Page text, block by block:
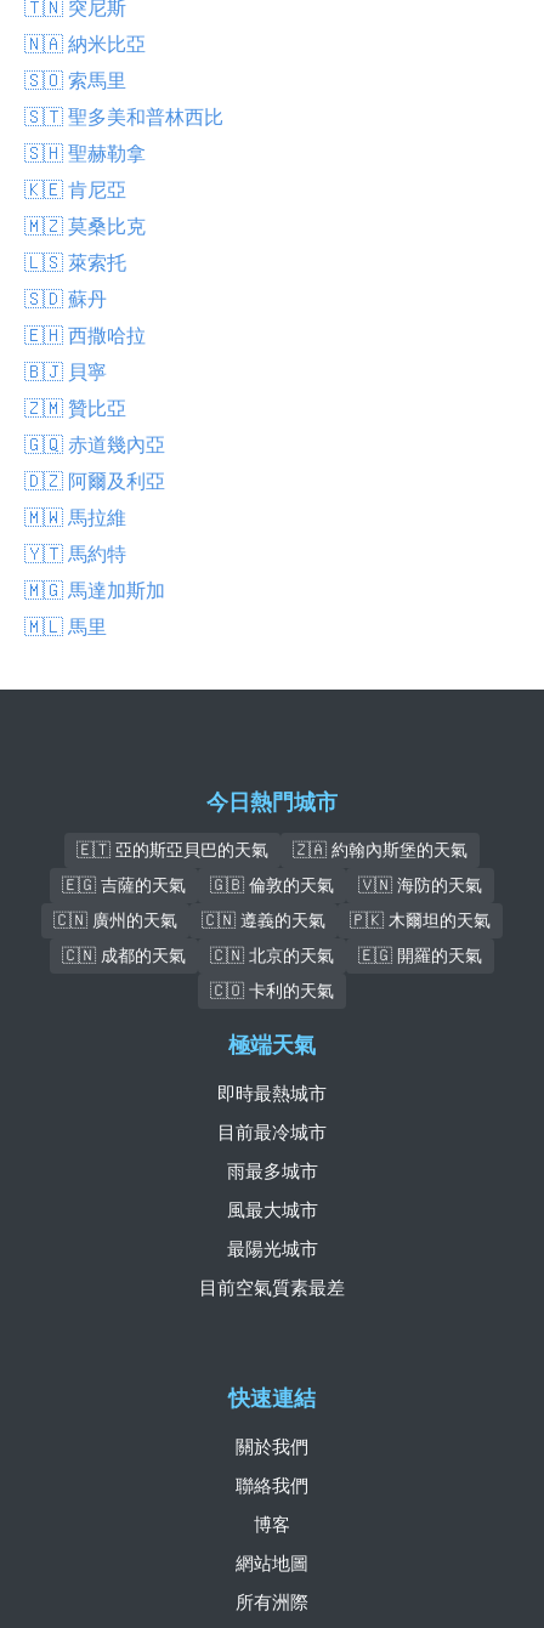
🇹🇳 突尼斯
🇳🇦 納米比亞
🇸🇴 索馬里
🇸🇹 聖多美和普林西比
🇸🇭 聖赫勒拿
🇰🇪 肯尼亞
🇲🇿 莫桑比克
🇱🇸 萊索托
🇸🇩 蘇丹
🇪🇭 西撒哈拉
🇧🇯 貝寧
🇿🇲 贊比亞
🇬🇶 赤道幾內亞
🇩🇿 阿爾及利亞
🇲🇼 馬拉維
🇾🇹 馬約特
🇲🇬 馬達加斯加
🇲🇱 馬里
今日熱門城市
🇪🇹 亞的斯亞貝巴的天氣
🇿🇦 約翰內斯堡的天氣
🇪🇬 吉薩的天氣
🇬🇧 倫敦的天氣
🇻🇳 海防的天氣
🇨🇳 廣州的天氣
🇨🇳 遵義的天氣
🇵🇰 木爾坦的天氣
🇨🇳 成都的天氣
🇨🇳 北京的天氣
🇪🇬 開羅的天氣
🇨🇴 卡利的天氣
快速連結
關於我們
聯絡我們
博客
網站地圖
所有洲際
極端天氣
即時最熱城市
目前最冷城市
雨最多城市
風最大城市
最陽光城市
目前空氣質素最差